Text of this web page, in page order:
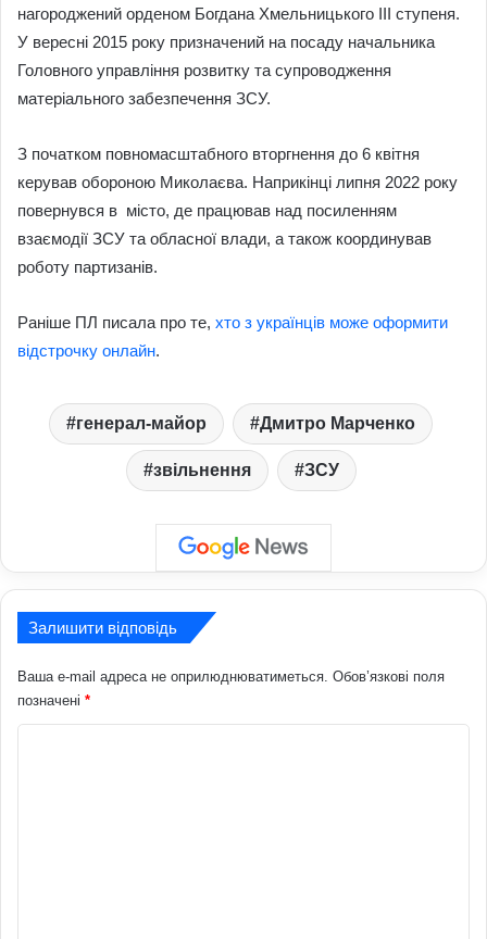
нагороджений орденом Богдана Хмельницького ІІІ ступеня.
У вересні 2015 року призначений на посаду начальника
Головного управління розвитку та супроводження
матеріального забезпечення ЗСУ.
З початком повномасштабного вторгнення до 6 квітня
керував обороною Миколаєва. Наприкінці липня 2022 року
повернувся в місто, де працював над посиленням
взаємодії ЗСУ та обласної влади, а також координував
роботу партизанів.
Раніше ПЛ писала про те, хто з українців може оформити
відстрочку онлайн.
генерал-майор Дмитро Марченко
звільнення ЗСУ
Залишити відповідь
Ваша e-mail адреса не оприлюднюватиметься. Обов’язкові поля
позначені *